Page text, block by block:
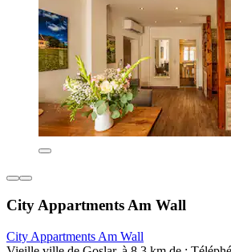
City Appartments Am Wall
City Appartments Am Wall